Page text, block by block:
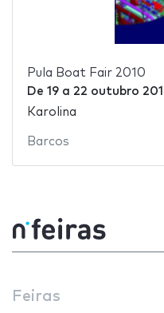
Pula Boat Fair 2010
De 19a 22 outubro
Karolina
Barcos
Feiras